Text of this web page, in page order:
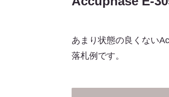
あまり状態の良くない
落札例です。